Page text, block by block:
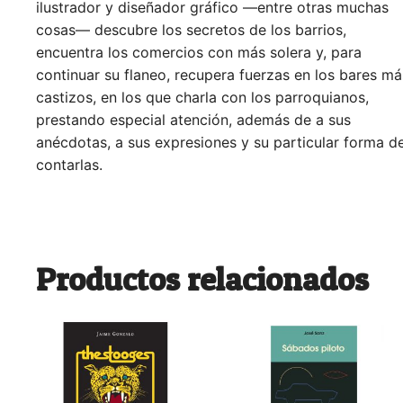
ilustrador y diseñador gráfico —entre otras muchas
cosas— descubre los secretos de los barrios,
encuentra los comercios con más solera y, para
continuar su flaneo, recupera fuerzas en los bares
castizos, en los que charla con los parroquianos,
prestando especial atención, además de a sus
anécdotas, a sus expresiones y su particular forma
contarlas.
Productos relacionados